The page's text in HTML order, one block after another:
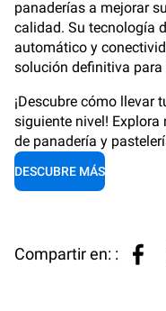
panaderías a mejorar
calidad. Su tecnología
automático y
solución definitiva para
¡Descubre cómo llevar
siguiente nivel! Explora
de panadería y
DESCUBRE MÁS
Compartir en: :